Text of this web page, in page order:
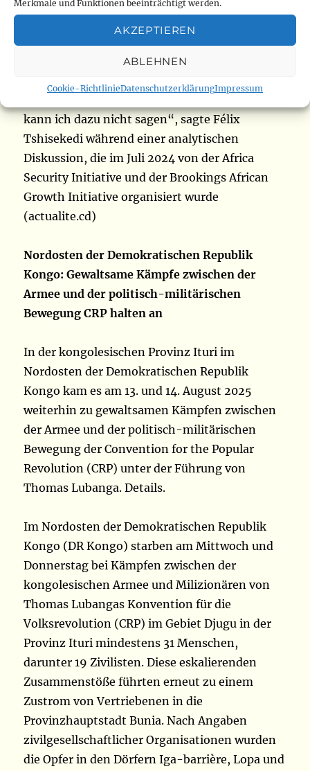
Merkmale und Funktionen beeinträchtigt werden.
AKZEPTIEREN
ABLEHNEN
Cookie-RichtlinieDatenschutzerklärungImpressum
Ruto geleitet wurde. Er hat ihn sehr schlecht
Kenyatta, im Amt blieb. Er behielt zwar die
Macht, aber der Prozess ist fast tot. Präsident
kann ich dazu nicht sagen“, sagte Félix
Tshisekedi während einer analytischen
Diskussion, die im Juli 2024 von der Africa
Security Initiative und der Brookings African
Growth Initiative organisiert wurde
(actualite.cd)
Nordosten der Demokratischen Republik
Kongo: Gewaltsame Kämpfe zwischen der
Armee und der politisch-militärischen
Bewegung CRP halten an
In der kongolesischen Provinz Ituri im
Nordosten der Demokratischen Republik
Kongo kam es am 13. und 14. August 2025
weiterhin zu gewaltsamen Kämpfen zwischen
der Armee und der politisch-militärischen
Bewegung der Convention for the Popular
Revolution (CRP) unter der Führung von
Thomas Lubanga. Details.
Im Nordosten der Demokratischen Republik
Kongo (DR Kongo) starben am Mittwoch und
Donnerstag bei Kämpfen zwischen der
kongolesischen Armee und Milizionären von
Thomas Lubangas Konvention für die
Volksrevolution (CRP) im Gebiet Djugu in der
Provinz Ituri mindestens 31 Menschen,
darunter 19 Zivilisten. Diese eskalierenden
Zusammenstöße führten erneut zu einem
Zustrom von Vertriebenen in die
Provinzhauptstadt Bunia. Nach Angaben
zivilgesellschaftlicher Organisationen wurden
die Opfer in den Dörfern Iga-barrière, Lopa und